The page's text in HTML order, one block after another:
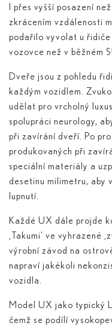
I přes vyšší posazení
zkrácením vzdálenosti
podařilo vyvolat u
vozovce než v běžném
Dveře jsou z pohledu
každým vozidlem.
udělat pro vrcholný
spolupráci neurology,
při zavírání dveří. Po
produkovaných při
speciální materiály a
desetinu milimetru, aby
lupnutí.
Každé UX dále projde
‚Takumi‘ ve vyhrazené
výrobní závod na
napraví jakékoli
vozidla.
Model UX jako typický
čemž se podílí